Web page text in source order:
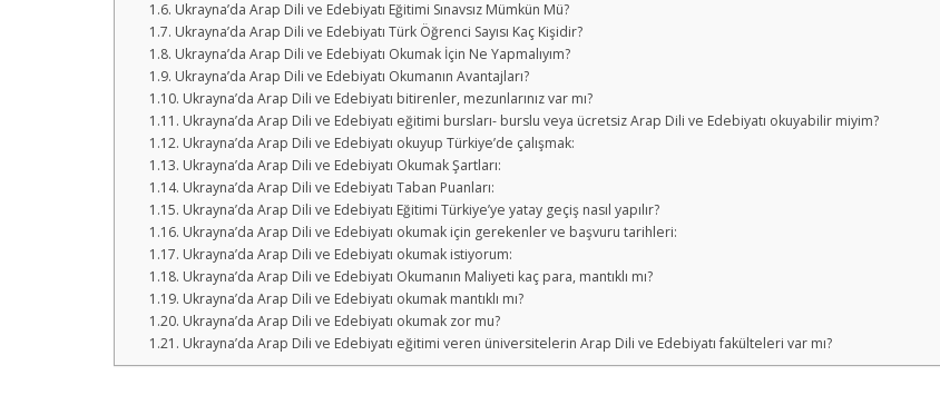
Ukrayna’da Arap Dili ve Edebiyatı Eğitimi Sınavsız Mümkün Mü?
Ukrayna’da Arap Dili ve Edebiyatı Türk Öğrenci Sayısı Kaç Kişidir?
Ukrayna’da Arap Dili ve Edebiyatı Okumak İçin Ne Yapmalıyım?
Ukrayna’da Arap Dili ve Edebiyatı Okumanın Avantajları?
Ukrayna’da Arap Dili ve Edebiyatı bitirenler, mezunlarınız var mı?
Ukrayna’da Arap Dili ve Edebiyatı eğitimi bursları- burslu veya ücretsiz Arap Dili ve Edebiyatı okuyabilir miyim?
Ukrayna’da Arap Dili ve Edebiyatı okuyup Türkiye’de çalışmak:
Ukrayna’da Arap Dili ve Edebiyatı Okumak Şartları:
Ukrayna’da Arap Dili ve Edebiyatı Taban Puanları:
Ukrayna’da Arap Dili ve Edebiyatı Eğitimi Türkiye’ye yatay geçiş nasıl yapılır?
Ukrayna’da Arap Dili ve Edebiyatı okumak için gerekenler ve başvuru tarihleri:
Ukrayna’da Arap Dili ve Edebiyatı okumak istiyorum:
Ukrayna’da Arap Dili ve Edebiyatı Okumanın Maliyeti kaç para, mantıklı mı?
Ukrayna’da Arap Dili ve Edebiyatı okumak mantıklı mı?
Ukrayna’da Arap Dili ve Edebiyatı okumak zor mu?
Ukrayna’da Arap Dili ve Edebiyatı eğitimi veren üniversitelerin Arap Dili ve Edebiyatı fakülteleri var mı?